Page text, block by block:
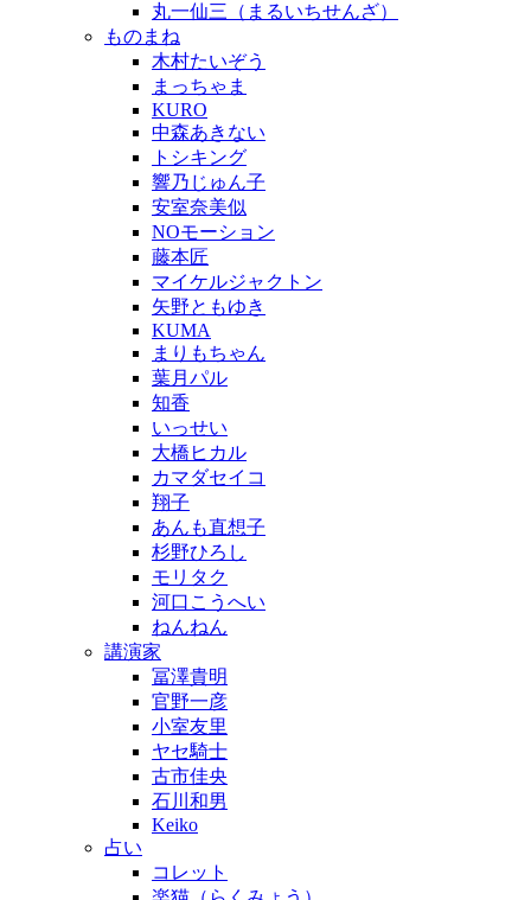
丸一仙三（まるいちせんざ）
ものまね
木村たいぞう
まっちゃま
KURO
中森あきない
トシキング
響乃じゅん子
安室奈美似
NOモーション
藤本匠
マイケルジャクトン
矢野ともゆき
KUMA
まりもちゃん
葉月パル
知香
いっせい
大橋ヒカル
カマダセイコ
翔子
あんも直想子
杉野ひろし
モリタク
河口こうへい
ねんねん
講演家
冨澤貴明
官野一彦
小室友里
ヤセ騎士
古市佳央
石川和男
Keiko
占い
コレット